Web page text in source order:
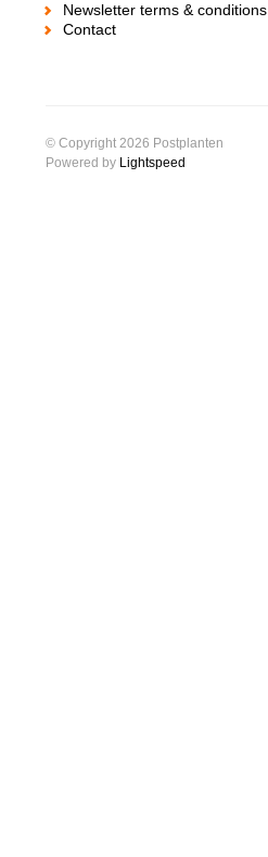
Newsletter terms & conditions
Contact
© Copyright 2026 Postplanten
Powered by Lightspeed